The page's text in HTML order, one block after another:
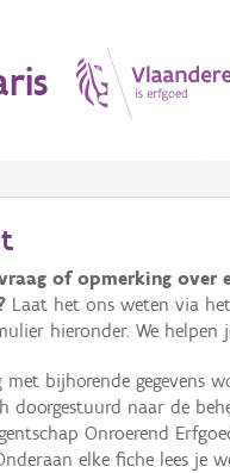
of opmerking over
Laat het ons weten via het
hieronder. We helpen
bijhorende gegevens
doorgestuurd naar de
Onroerend
elke fiche lees je